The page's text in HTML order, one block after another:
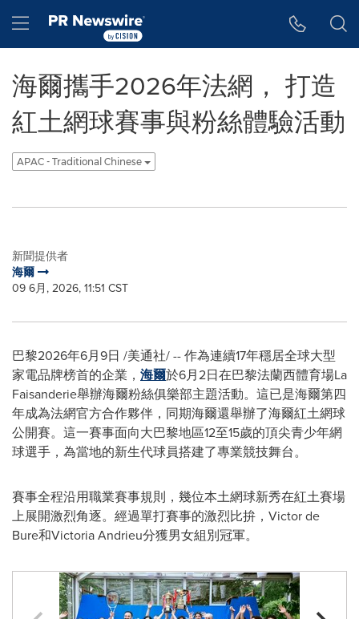
Hamburger menu
海爾攜手2026年法網， 打造
紅土網球賽事與粉絲體驗活動
APAC - Traditional Chinese
新聞提供者
海爾
09 6月, 2026, 11:51 CST
巴黎2026年6月9日 /美通社/ -- 作為連續17年穩居全球大型
家電品牌榜首的企業， 海爾於6月2日在巴黎法蘭西體育場La
Faisanderie舉辦海爾粉絲俱樂部主題活動。這已是海爾第四
年成為法網官方合作夥伴，同期海爾還舉辦了海爾紅土網球
公開賽。這一賽事面向大巴黎地區12至15歲的頂尖青少年網
球選手，為當地的新生代球員搭建了專業競技舞台。
賽事全程沿用職業賽事規則，幾位本土網球新秀在紅土賽場
上展開激烈角逐。經過單打賽事的激烈比拚，Victor de
Bure和Victoria Andrieu分獲男女組別冠軍。